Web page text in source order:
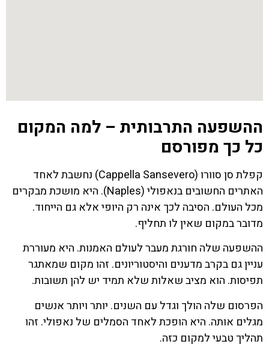
ההשפעה התרבותית – למה המקום
כל כך מפורסם
קפלת סן סוורו (Cappella Sansevero) נחשבת לאחד
האתרים החשובים בנאפולי (Naples). היא מושכת מבקרים
מכל העולם. הסיבה לכך אינה רק היופי אלא גם הייחוד.
מדובר במקום שאין לו תחליף.
ההשפעה שלה חורגת מעבר לעולם האמנות. היא מעוררת
עניין גם בקרב מדענים והיסטוריונים. זהו מקום שמאתגר
תפיסות. הוא מציב שאלות שלא תמיד יש להן תשובות.
הפרסום שלה הולך וגדל עם השנים. יותר ויותר אנשים
מגלים אותה. היא הופכת לאחד הסמלים של נאפולי. זהו
תהליך טבעי למקום כזה.